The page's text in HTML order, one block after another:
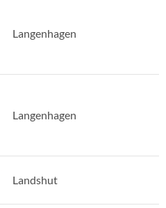
Langenhagen
Langenhagen
Landshut